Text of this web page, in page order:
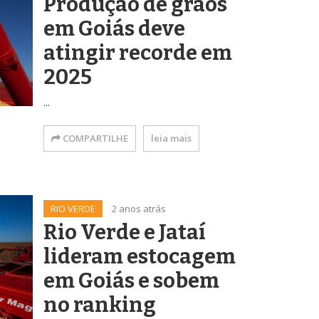
em Goiás deve
atingir recorde em
2025
...
COMPARTILHE leia mais
RIO VERDE 2 anos atrás
Rio Verde e Jataí
lideram estocagem
em Goiás e sobem
no ranking